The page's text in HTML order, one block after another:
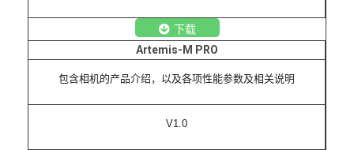
下载
Artemis-M PRO
包含相机的产品介绍，以及各项性能参数及相关说明
V1.0